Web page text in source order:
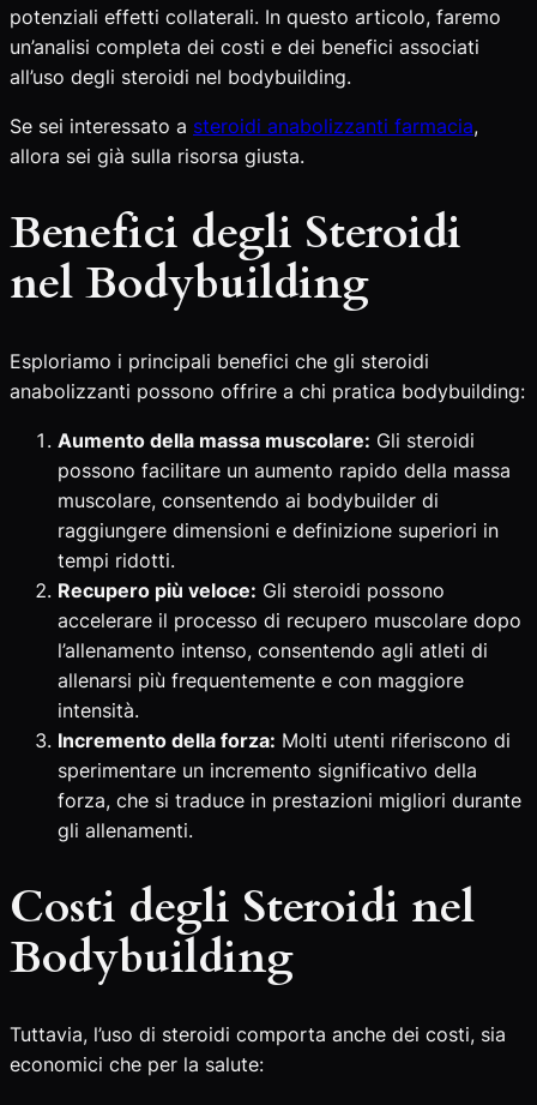
potenziali effetti collaterali. In questo articolo, faremo
un’analisi completa dei costi e dei benefici associati
all’uso degli steroidi nel bodybuilding.
Se sei interessato a steroidi anabolizzanti farmacia,
allora sei già sulla risorsa giusta.
Benefici degli Steroidi
nel Bodybuilding
Esploriamo i principali benefici che gli steroidi
anabolizzanti possono offrire a chi pratica bodybuilding:
Aumento della massa muscolare: Gli steroidi
possono facilitare un aumento rapido della massa
muscolare, consentendo ai bodybuilder di
raggiungere dimensioni e definizione superiori in
tempi ridotti.
Recupero più veloce: Gli steroidi possono
accelerare il processo di recupero muscolare dopo
l’allenamento intenso, consentendo agli atleti di
allenarsi più frequentemente e con maggiore
intensità.
Incremento della forza: Molti utenti riferiscono di
sperimentare un incremento significativo della
forza, che si traduce in prestazioni migliori durante
gli allenamenti.
Costi degli Steroidi nel
Bodybuilding
Tuttavia, l’uso di steroidi comporta anche dei costi, sia
economici che per la salute: